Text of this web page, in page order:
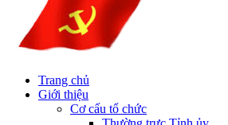
Trang chủ
Giới thiệu
Cơ cấu tổ chức